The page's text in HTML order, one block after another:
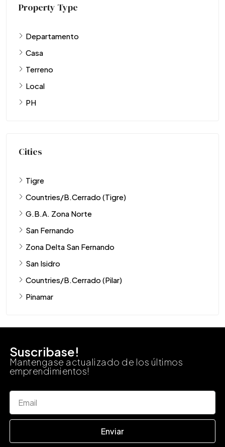
Property Type
Departamento
Casa
Terreno
Local
PH
Cities
Tigre
Countries/B.Cerrado (Tigre)
G.B.A. Zona Norte
San Fernando
Zona Delta San Fernando
San Isidro
Countries/B.Cerrado (Pilar)
Pinamar
Suscribase!
Mantengase actualizado de los últimos
emprendimientos!
Enviar